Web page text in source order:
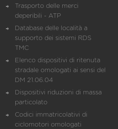
Trasporto delle merci
deperibili - ATP
Database delle località a
supporto dei sistemi RDS
TMC
Elenco dispositivi di ritenuta
stradale omologati ai sensi del
DM 21.06.04
Dispositivi riduzioni di massa
particolato
Codici immatricolativi di
ciclomotori omologati